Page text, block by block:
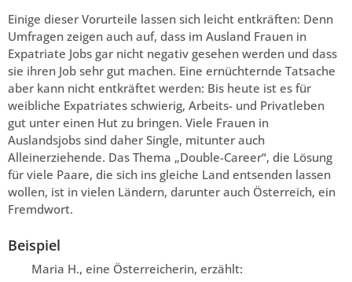
Einige dieser Vorurteile lassen sich leicht entkräften: Denn
Umfragen zeigen auch auf, dass im Ausland Frauen in
Expatriate Jobs gar nicht negativ gesehen werden und dass
sie ihren Job sehr gut machen. Eine ernüchternde Tatsache
aber kann nicht entkräftet werden: Bis heute ist es für
weibliche Expatriates schwierig, Arbeits- und Privatleben
gut unter einen Hut zu bringen. Viele Frauen in
Auslandsjobs sind daher Single, mitunter auch
Alleinerziehende. Das Thema „Double-Career“, die Lösung
für viele Paare, die sich ins gleiche Land entsenden lassen
wollen, ist in vielen Ländern, darunter auch Österreich, ein
Fremdwort.
Beispiel
Maria H., eine Österreicherin, erzählt: